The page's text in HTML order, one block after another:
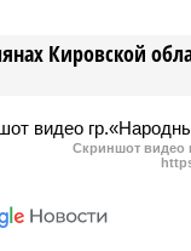
Кировской
Скриншот видео